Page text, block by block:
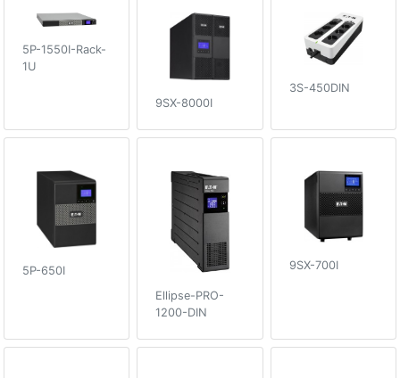
5P-1550I-Rack-
1U
9SX-8000I
3S-450DIN
5P-650I
Ellipse-PRO-
1200-DIN
9SX-700I